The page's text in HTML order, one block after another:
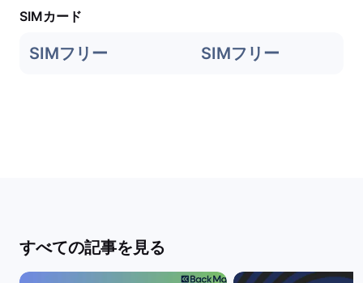
SIMカード
SIMフリー SIMフリー
すべての記事を見る